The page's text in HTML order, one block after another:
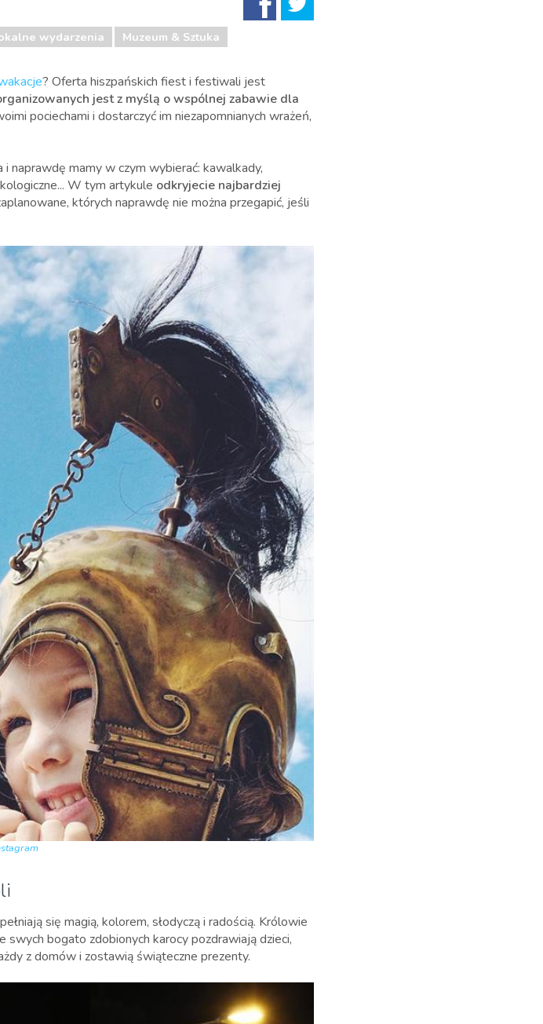
wydarzenia Muzeum & Sztuka
? Oferta hiszpańskich fiest i festiwali jest
jest z myślą o wspólnej zabawie dla
pociechami i dostarczyć im niezapomnianych wrażeń,
naprawdę mamy w czym wybierać: kawalkady,
W tym artykule odkryjecie najbardziej
których naprawdę nie można przegapić, jeśli
się magią, kolorem, słodyczą i radością. Królowie
swych bogato zdobionych karocy pozdrawiają dzieci,
z domów i zostawią świąteczne prezenty.